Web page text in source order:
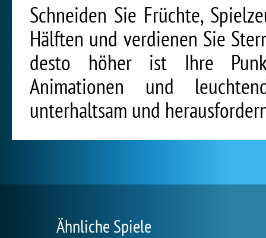
Schneiden Sie Früchte,
Hälften und verdienen Sie
desto höher ist Ihre
Animationen und
unterhaltsam und
Ähnliche Spiele